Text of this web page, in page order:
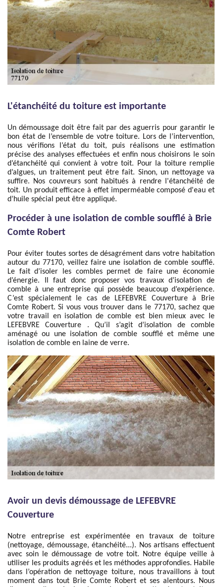
L'étanchéité du toiture est importante
Un démoussage doit être fait par des aguerris pour garantir le
bon état de l’ensemble de votre toiture. Lors de l’intervention,
nous vérifions l’état du toit, puis réalisons une estimation
précise des analyses effectuées et enfin nous choisirons le soin
d’étanchéité qui convient à votre toit. Pour la toiture remplie
d’algues, un traitement peut être fait. Sinon, un nettoyage va
suffire. Nos couvreurs sont habitués à rendre l'étanchéité de
toit. Un produit efficace à effet imperméable composé d'eau et
d’huile spécial peut être appliqué.
Procéder à une isolation de comble soufflé à Brie
Comte Robert
Pour éviter toutes sortes de désagrément dans votre habitation
autour du 77170, veillez faire une isolation de comble soufflé.
Le fait d’isoler les combles permet de faire une économie
d’énergie. Il faut donc proposer vos travaux d’isolation de
comble à une entreprise qui possède beaucoup d’expérience.
C’est spécialement le cas de LEFEBVRE Couverture à Brie
Comte Robert. Si vous vous trouver dans le 77170, sachez que
votre travail en isolation de comble est bien mieux avec le
LEFEBVRE Couverture . Qu’il s’agit d’isolation de comble
aménagé ou une isolation de comble soufflé et même une
isolation de comble en laine de verre.
Avoir un devis démoussage de LEFEBVRE
Couverture
Notre entreprise est expérimentée en travaux de toiture
(nettoyage, démoussage, étanchéité...). Nos artisans effectuent
avec soin le démoussage de votre toit. Notre équipe veille à
utiliser les produits agréés et les méthodes approfondies. Habile
dans l’opération de nettoyage toiture, nous travaillons à tout
moment dans tout Brie Comte Robert et ses alentours. Nous